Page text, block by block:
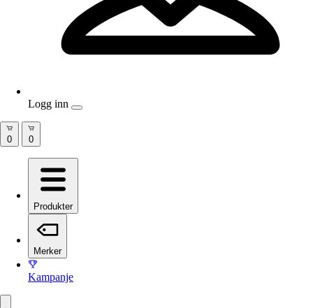
Produkter
Merker
Kampanje